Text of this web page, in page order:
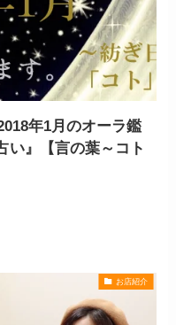
年1月のオーラ鑑
い』【言の葉～コト
お店紹介